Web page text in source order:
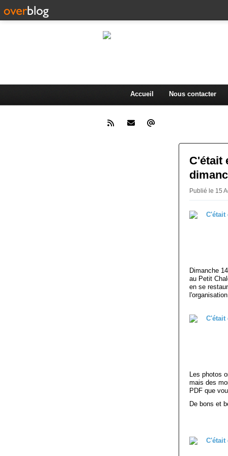
Accueil Nous contacter
C'était
Publié le 15
Dimanche
au Petit
en se
Les photos
mais des
PDF que
De bons et